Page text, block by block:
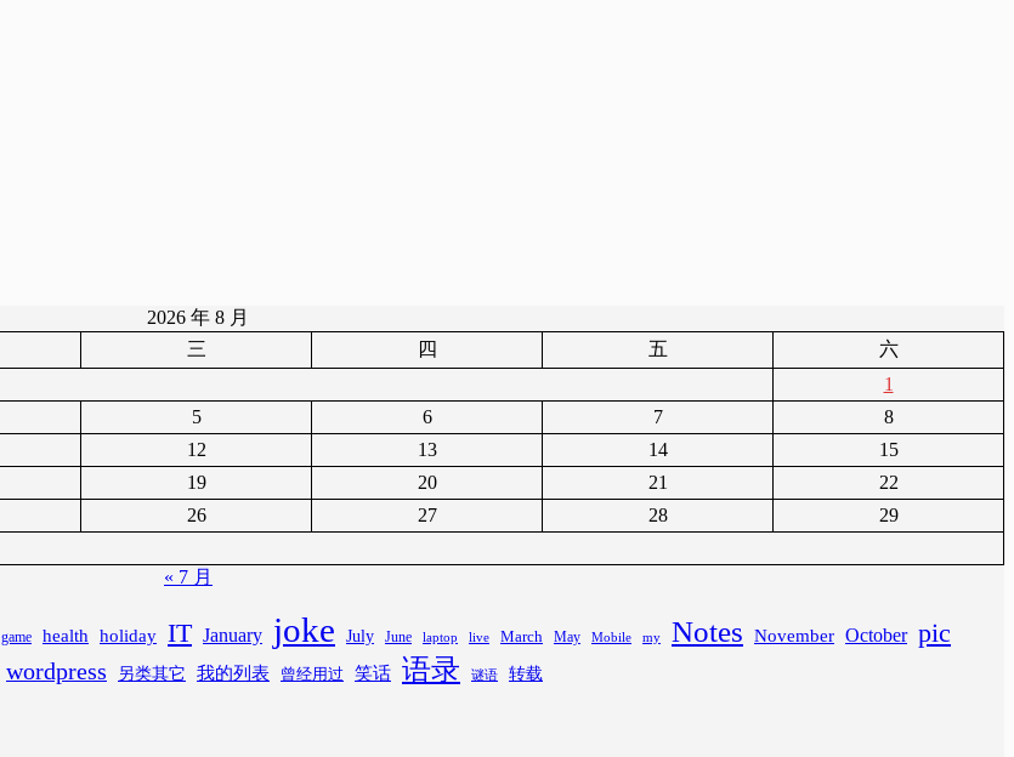
2026 年 8 月
三 四 五
六
1
5 6 7
8
12 13 14
15
19 20 21
22
26 27 28
29
« 7 月
game health holiday IT January joke July June laptop live March May Mobile my Notes November October pic
wordpress 另类其它 我的列表 曾经用过 笑话 语录 谜语 转载